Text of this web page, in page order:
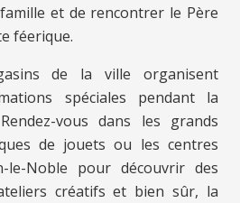
et de rencontrer le Père
féerique.
de la ville organisent
spéciales pendant la
vous dans les grands
de jouets ou les centres
le-Noble pour découvrir des
créatifs et bien sûr, la